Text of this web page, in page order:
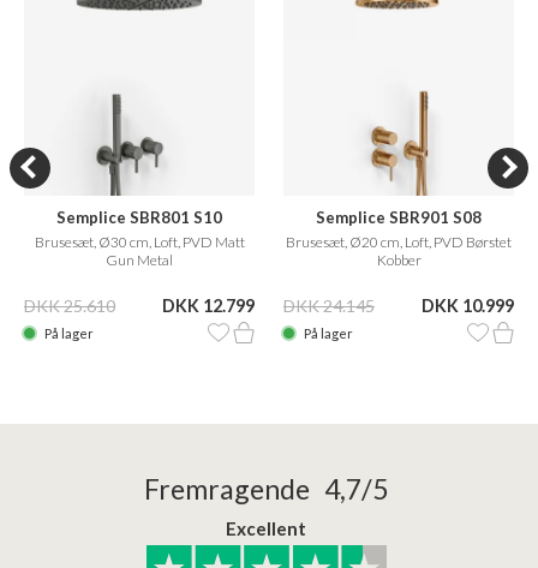
Semplice SBR801 S10
Brusesæt, Ø30 cm, Loft, PVD Matt
Gun Metal
DKK 25.610 DKK 12.799
På lager
Semplice SBR901 S08
Brusesæt, Ø20 cm, Loft, PVD Børstet
Kobber
DKK 24.145 DKK 10.999
På lager
Fremragende 4,7/5
Excellent